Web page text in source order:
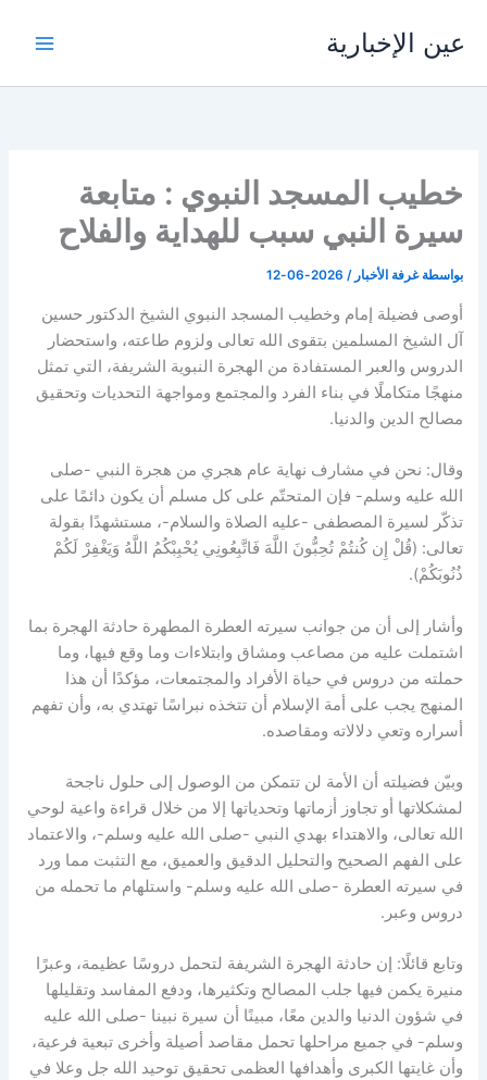
المحتوى
عين الإخبارية
خطيب المسجد النبوي : متابعة
سيرة النبي سبب للهداية والفلاح
بواسطة غرفة الأخبار/
2026-06-12
أوصى فضيلة إمام وخطيب المسجد النبوي الشيخ الدكتور حسين
آل الشيخ المسلمين بتقوى الله تعالى ولزوم طاعته، واستحضار
الدروس والعبر المستفادة من الهجرة النبوية الشريفة، التي تمثل
منهجًا متكاملًا في بناء الفرد والمجتمع ومواجهة التحديات وتحقيق
مصالح الدين والدنيا.
وقال: نحن في مشارف نهاية عام هجري من هجرة النبي -صلى
الله عليه وسلم- فإن المتحتّم على كل مسلم أن يكون دائمًا على
تذكّر لسيرة المصطفى -عليه الصلاة والسلام-، مستشهدًا بقولة
تعالى: (قُلْ إِن كُنتُمْ تُحِبُّونَ اللَّهَ فَاتَّبِعُونِي يُحْبِبْكُمُ اللَّهُ وَيَغْفِرْ لَكُمْ
ذُنُوبَكُمْ).
وأشار إلى أن من جوانب سيرته العطرة المطهرة حادثة الهجرة بما
اشتملت عليه من مصاعب ومشاق وابتلاءات وما وقع فيها، وما
حملته من دروس في حياة الأفراد والمجتمعات، مؤكدًا أن هذا
المنهج يجب على أمة الإسلام أن تتخذه نبراسًا تهتدي به، وأن تفهم
أسراره وتعي دلالاته ومقاصده.
وبيّن فضيلته أن الأمة لن تتمكن من الوصول إلى حلول ناجحة
لمشكلاتها أو تجاوز أزماتها وتحدياتها إلا من خلال قراءة واعية لوحي
الله تعالى، والاهتداء بهدي النبي -صلى الله عليه وسلم-، والاعتماد
على الفهم الصحيح والتحليل الدقيق والعميق، مع التثبت مما ورد
في سيرته العطرة -صلى الله عليه وسلم- واستلهام ما تحمله من
دروس وعبر.
وتابع قائلًا: إن حادثة الهجرة الشريفة لتحمل دروسًا عظيمة، وعبرًا
منيرة يكمن فيها جلب المصالح وتكثيرها، ودفع المفاسد وتقليلها
في شؤون الدنيا والدين معًا، مبينًا أن سيرة نبينا -صلى الله عليه
وسلم- في جميع مراحلها تحمل مقاصد أصيلة وأخرى تبعية فرعية،
وأن غايتها الكبرى وأهدافها العظمى تحقيق توحيد الله جل وعلا في